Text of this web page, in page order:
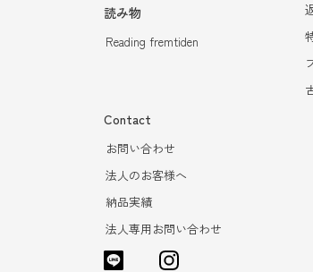
読み物
Reading fremtiden
Contact
お問い合わせ
法人のお客様へ
納品実績
法人専用お問い合わせ